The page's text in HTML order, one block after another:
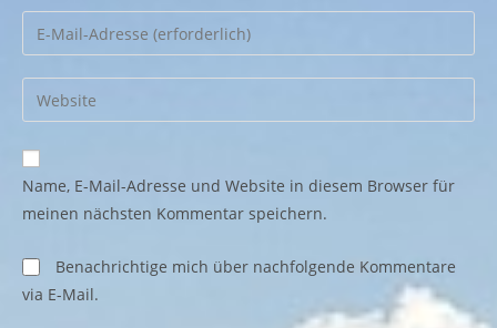
Namen
oder
zum
Kommentieren
ein
Gib
deine
E-
Mail-
zum
Kommentieren
ein
Gib
deine
Website-
URL
Name, E-Mail-Adresse und Website in diesem Browser für
meinen nächsten Kommentar speichern.
Benachrichtige mich über nachfolgende Kommentare
via E-Mail.